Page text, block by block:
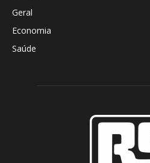
Geral
Economia
Saúde